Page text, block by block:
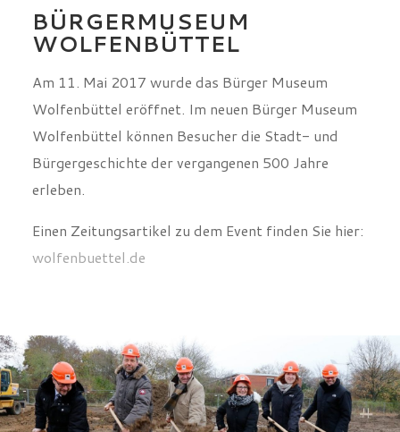
BÜRGERMUSEUM
WOLFENBÜTTEL
Am 11. Mai 2017 wurde das Bürger Museum
Wolfenbüttel eröffnet. Im neuen Bürger Museum
Wolfenbüttel können Besucher die Stadt- und
Bürgergeschichte der vergangenen 500 Jahre
erleben.
Einen Zeitungsartikel zu dem Event finden Sie hier:
wolfenbuettel.de